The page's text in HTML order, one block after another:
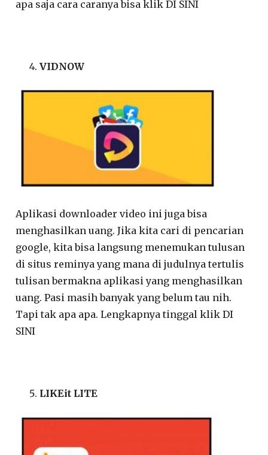
apa saja cara caranya bisa klik DI SINI
VIDNOW
Aplikasi downloader video ini juga bisa
menghasilkan uang. Jika kita cari di pencarian
google, kita bisa langsung menemukan tulusan
di situs reminya yang mana di judulnya tertulis
tulisan bermakna aplikasi yang menghasilkan
uang. Pasi masih banyak yang belum tau nih.
Tapi tak apa apa. Lengkapnya tinggal klik DI
SINI
LIKEit LITE